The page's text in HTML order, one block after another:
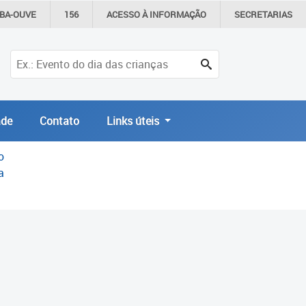
OUVE 156 ACESSO ÀINFORMAÇÃO SECRETARIAS
Contato Links úteis